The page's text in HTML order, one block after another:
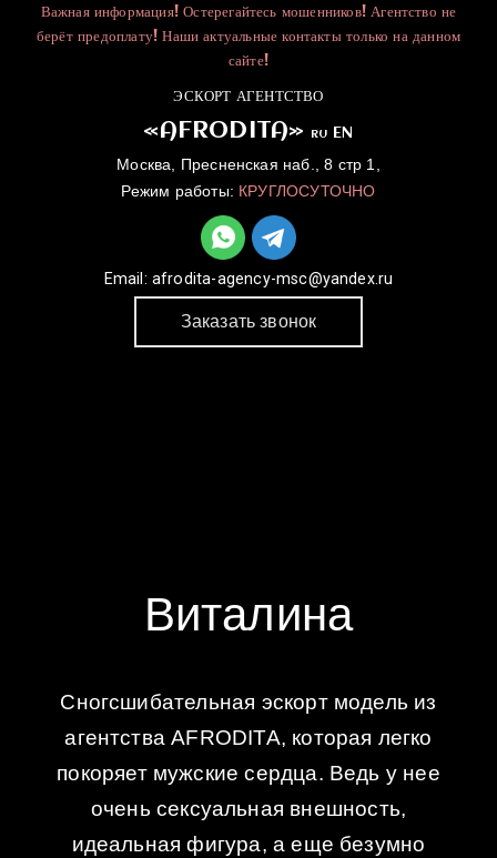
Важная информация! Остерегайтесь мошенников! Агентство не
берёт предоплату! Наши актуальные контакты только на данном
сайте!
ЭСКОРТ АГЕНТСТВО
«AFRODITA» RU EN
Москва, Пресненская наб., 8 стр 1,
Режим работы: КРУГЛОСУТОЧНО
Email: afrodita-agency-msc@yandex.ru
Заказать звонок
Виталина
Сногсшибательная эскорт модель из
агентства AFRODITA, которая легко
покоряет мужские сердца. Ведь у нее
очень сексуальная внешность,
идеальная фигура, а еще безумно